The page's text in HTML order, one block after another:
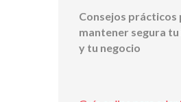
Consejos prácticos
mantener segura
y tu negocio